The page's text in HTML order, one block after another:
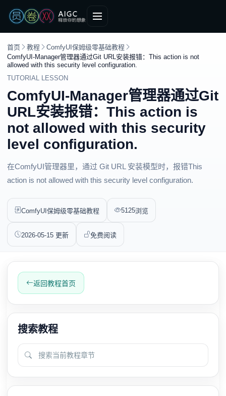
首页 教程
ComfyUI保姆级零基础教程
ComfyUI-Manager管理器通过Git URL安装报错：This action is not
allowed with this security level configuration.
TUTORIAL LESSON
ComfyUI-Manager管理器通过Git
URL安装报错：This action is
not allowed with this security
level configuration.
在ComfyUI管理器里，通过 Git URL 安装模型时，报错This
action is not allowed with this security level configuration.
ComfyUI保姆级零基础教程 5125浏览
2026-05-15 更新 免费阅读
返回教程首页
搜索教程